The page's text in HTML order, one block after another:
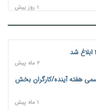
۱ روز پیش
فین‌تک‌ها وارد میدان
تحصیلات تکمیلی
۱ روز پیش
۲ ماه پیش
هفته آینده/کارگران بخش
۱ ماه پیش